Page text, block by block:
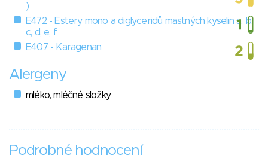
)
E472 - Estery mono a diglyceridů mastných kyselin a, b,
c, d, e, f
E407 - Karagenan
Alergeny
mléko, mléčné složky
Podrobné hodnocení